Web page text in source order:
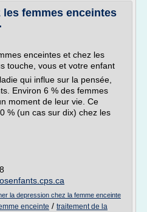
femmes enceintes
enceintes et chez les
touche, vous et votre enfant
qui influe sur la pensée,
Environ 6 % des femmes
moment de leur vie. Ce
% (un cas sur dix) chez les
la depression chez la femme enceinte
enceinte / traitement de la